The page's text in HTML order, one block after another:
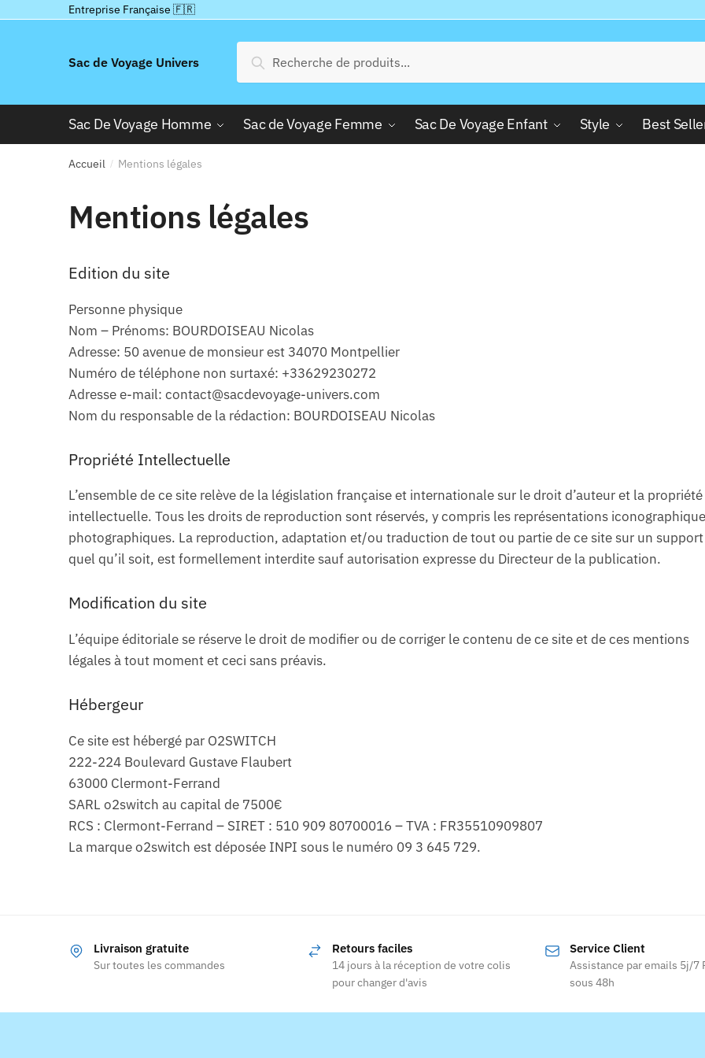
Entreprise Française 🇫🇷
Sac de Voyage Univers
pour :
Recherche
Sac De Voyage Homme Sac de Voyage Femme Sac De Voyage Enfant Style Best
Accueil / Mentions légales
Mentions légales
Edition du site
Personne physique
Nom – Prénoms: BOURDOISEAU Nicolas
Adresse: 50 avenue de monsieur est 34070 Montpellier
Numéro de téléphone non surtaxé: +33629230272
Adresse e-mail: contact@sacdevoyage-univers.com
Nom du responsable de la rédaction: BOURDOISEAU Nicolas
Propriété Intellectuelle
L’ensemble de ce site relève de la législation française et internationale sur le droit d’auteur et la propriété
intellectuelle. Tous les droits de reproduction sont réservés, y compris les représentations
photographiques. La reproduction, adaptation et/ou traduction de tout ou partie de ce site sur un support
quel qu’il soit, est formellement interdite sauf autorisation expresse du Directeur de la publication.
Modification du site
L’équipe éditoriale se réserve le droit de modifier ou de corriger le contenu de ce site et de ces mentions
légales à tout moment et ceci sans préavis.
Hébergeur
Ce site est hébergé par O2SWITCH
222-224 Boulevard Gustave Flaubert
63000 Clermont-Ferrand
SARL o2switch au capital de 7500€
RCS : Clermont-Ferrand – SIRET : 510 909 80700016 – TVA : FR35510909807
La marque o2switch est déposée INPI sous le numéro 09 3 645 729.
Livraison gratuite
Sur toutes les commandes
Retours faciles
14 jours à la réception de votre colis
pour changer d'avis
Service Client
Assistance par emails 5j/7
sous 48h